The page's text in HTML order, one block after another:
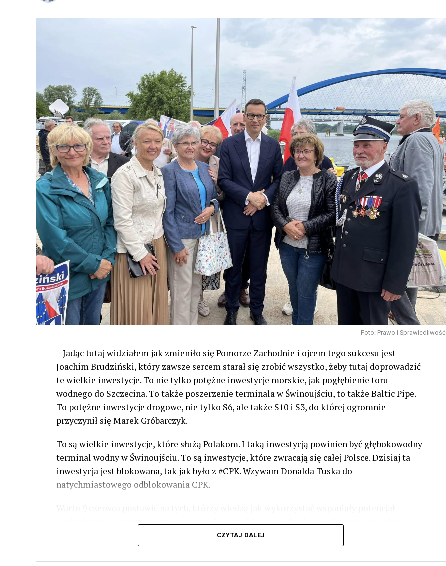
Foto: Prawo i Sprawiedliwość
– Jadąc tutaj widziałem jak zmieniło się Pomorze Zachodnie i ojcem tego sukcesu jest
Joachim Brudziński, który zawsze sercem starał się zrobić wszystko, żeby tutaj doprowadzić
te wielkie inwestycje. To nie tylko potężne inwestycje morskie, jak pogłębienie toru
wodnego do Szczecina. To także poszerzenie terminala w Świnoujściu, to także Baltic Pipe.
To potężne inwestycje drogowe, nie tylko S6, ale także S10 i S3, do której ogromnie
przyczynił się Marek Gróbarczyk.
To są wielkie inwestycje, które służą Polakom. I taką inwestycją powinien być głębokowodny
terminal wodny w Świnoujściu. To są inwestycje, które zwracają się całej Polsce. Dzisiaj ta
inwestycja jest blokowana, tak jak było z #CPK. Wzywam Donalda Tuska do
natychmiastowego odblokowania CPK.
Zachodniego Pomorza, o którym śp. Lech Kaczyński powiedział, że jest naszą racją stanu.
Warto zagłosować na kandydatów PiS 9 czerwca, bo w Europarlamencie będą toczyły się
dyskusje, które mają ogromny wpływ na Polskę. Naszą listę na Zachodnim Pomorzu otwiera
Joachim Brudziński. Gorąco proszę o oddanie głosu na listę PiS – powiedział Wiceprezes PiS
CZYTAJ DALEJ